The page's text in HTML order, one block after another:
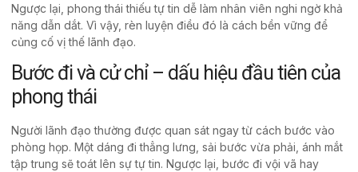
Ngược lại, phong thái thiếu tự tin dễ làm nhân viên nghi ngờ khả
năng dẫn dắt. Vì vậy, rèn luyện điều đó là cách bền vững để
củng cố vị thế lãnh đạo.
Bước đi và cử chỉ – dấu hiệu đầu tiên của
phong thái
Người lãnh đạo thường được quan sát ngay từ cách bước vào
phòng họp. Một dáng đi thẳng lưng, sải bước vừa phải, ánh mắt
tập trung sẽ toát lên sự tự tin. Ngược lại, bước đi vội vã hay